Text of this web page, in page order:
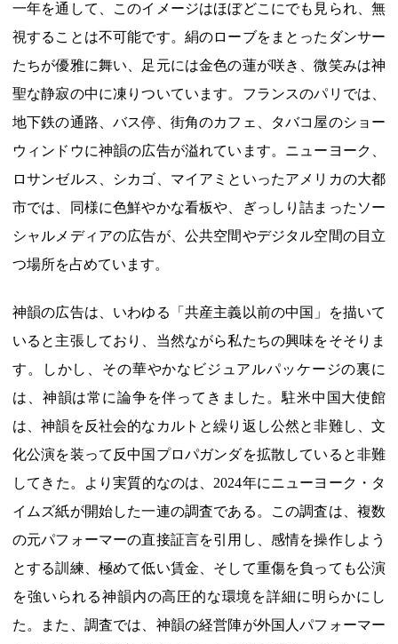
一年を通して、このイメージはほぼどこにでも見られ、無
視することは不可能です。絹のローブをまとったダンサー
たちが優雅に舞い、足元には金色の蓮が咲き、微笑みは神
聖な静寂の中に凍りついています。フランスのパリでは、
地下鉄の通路、バス停、街角のカフェ、タバコ屋のショー
ウィンドウに神韻の広告が溢れています。ニューヨーク、
ロサンゼルス、シカゴ、マイアミといったアメリカの大都
市では、同様に色鮮やかな看板や、ぎっしり詰まったソー
シャルメディアの広告が、公共空間やデジタル空間の目立
つ場所を占めています。
神韻の広告は、いわゆる「共産主義以前の中国」を描いて
いると主張しており、当然ながら私たちの興味をそそりま
す。しかし、その華やかなビジュアルパッケージの裏に
は、神韻は常に論争を伴ってきました。駐米中国大使館
は、神韻を反社会的なカルトと繰り返し公然と非難し、文
化公演を装って反中国プロパガンダを拡散していると非難
してきた。より実質的なのは、2024年にニューヨーク・タ
イムズ紙が開始した一連の調査である。この調査は、複数
の元パフォーマーの直接証言を引用し、感情を操作しよう
とする訓練、極めて低い賃金、そして重傷を負っても公演
を強いられる神韻内の高圧的な環境を詳細に明らかにし
た。また、調査では、神韻の経営陣が外国人パフォーマー